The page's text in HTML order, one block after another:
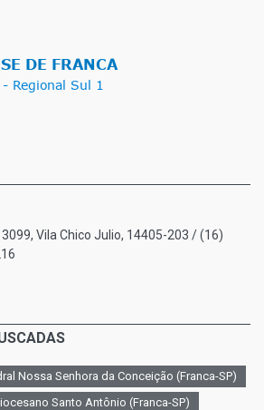
Vila Chico Julio, 14405-203 / (16)
Nossa Senhora da Conceição (Franca-SP)
Santo Antônio (Franca-SP)